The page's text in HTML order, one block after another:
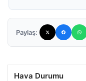
Paylaş:
Hava Durumu